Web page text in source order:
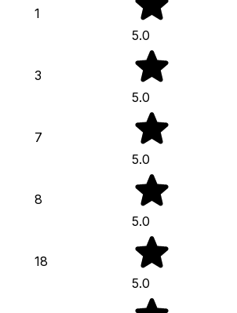
1
5.0
3
5.0
7
5.0
8
5.0
18
5.0